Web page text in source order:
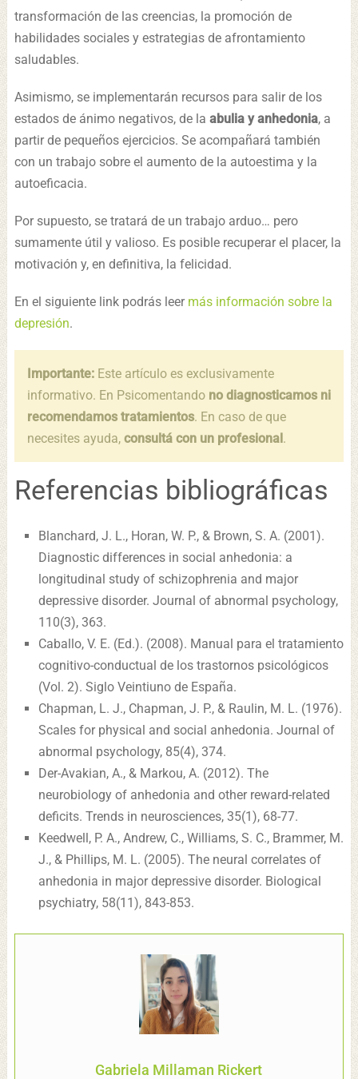
transformación de las creencias, la promoción de
habilidades sociales y estrategias de afrontamiento
saludables.
Asimismo, se implementarán recursos para salir de los
estados de ánimo negativos, de la abulia y anhedonia, a
partir de pequeños ejercicios. Se acompañará también
con un trabajo sobre el aumento de la autoestima y la
autoeficacia.
Por supuesto, se tratará de un trabajo arduo… pero
sumamente útil y valioso. Es posible recuperar el placer, la
motivación y, en definitiva, la felicidad.
En el siguiente link podrás leer más información sobre la
depresión.
Importante:Este artículo es exclusivamente
informativo. En Psicomentando no diagnosticamos ni
recomendamos tratamientos. En caso de que
necesites ayuda, consultá con un profesional.
Referencias bibliográficas
Blanchard, J. L., Horan, W. P., & Brown, S. A. (2001).
Diagnostic differences in social anhedonia: a
longitudinal study of schizophrenia and major
depressive disorder. Journal of abnormal psychology,
110(3), 363.
Caballo, V. E. (Ed.). (2008). Manual para el tratamiento
cognitivo-conductual de los trastornos psicológicos
(Vol. 2). Siglo Veintiuno de España.
Chapman, L. J., Chapman, J. P., & Raulin, M. L. (1976).
Scales for physical and social anhedonia. Journal of
abnormal psychology, 85(4), 374.
Der-Avakian, A., & Markou, A. (2012). The
neurobiology of anhedonia and other reward-related
deficits. Trends in neurosciences, 35(1), 68-77.
Keedwell, P. A., Andrew, C., Williams, S. C., Brammer, M.
J., & Phillips, M. L. (2005). The neural correlates of
anhedonia in major depressive disorder. Biological
psychiatry, 58(11), 843-853.
Gabriela Millaman Rickert